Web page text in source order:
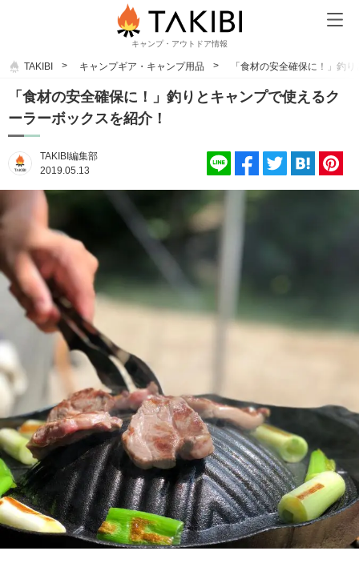
キャンプ・アウトドア情報
TAKIBI キャンプギア・キャンプ用品 「食材の安全確保に！」釣
「食材の安全確保に！」釣りとキャンプで使えるク
ーラーボックスを紹介！
TAKIBI編集部
2019.05.13